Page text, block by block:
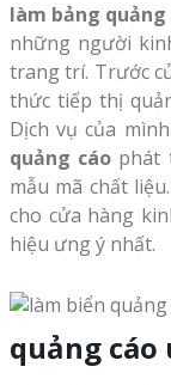
làm bảng
những người
trang trí. Trước
thức tiếp thị
Dịch vụ của
quảng cáo phát
mẫu mã chất
cho cửa hàng
hiệu ưng ý nhất.
quảng